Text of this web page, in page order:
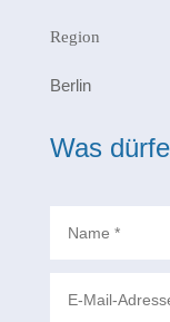
Region
Berlin
Was